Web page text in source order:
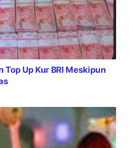
Top Up Kur BRI Meskipun